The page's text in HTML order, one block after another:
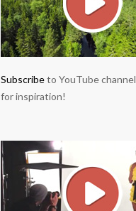
Subscribeto YouTube channel
for inspiration!